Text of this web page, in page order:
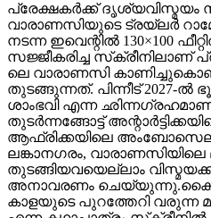
പ്രേക്ഷകർക്ക് ദൃശ്യവിസ്മയം
വാരാണസിയുടെ ട്രയ്ലർ
നടന്ന ഇവെന്റിൽ 130×100
സജ്ജീകരിച്ച സ്‌ക്രീനിലാണ്
ലെ വാരാണസി
തുടങ്ങുന്നത്. പിന്നീട് 2027-ല്‍
ശാംഭവി എന്ന
തുടര്‍ന്നങ്ങോട്ട്
ആഫ്രിക്കയിലെ അംബോസെലി
ലങ്കാനഗരം,
തുടങ്ങിയവയെല്ലാം
അനാവരണം
കാളയുടെ പുറത്തേറി വരുന്ന